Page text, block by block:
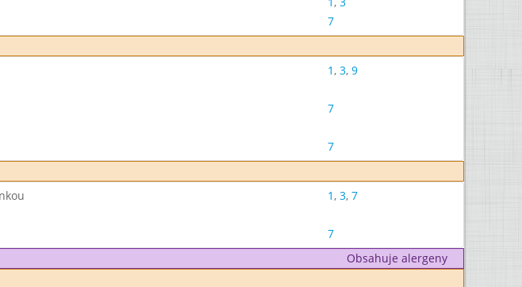
7
1, 3, 9
7
7
1, 3, 7
7
Obsahuje alergeny